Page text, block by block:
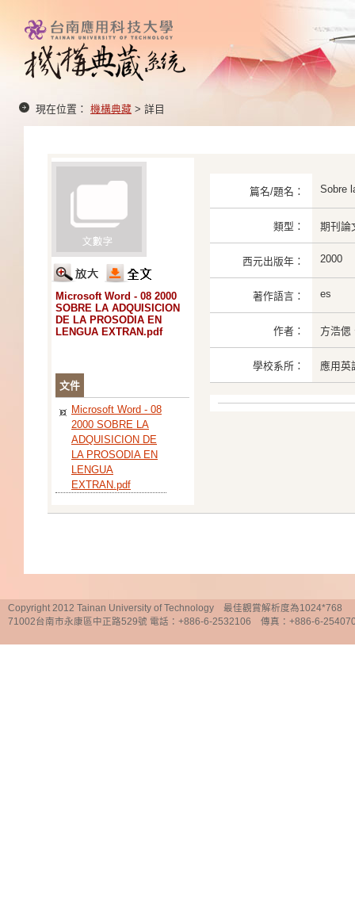
現在位置： 機構典藏 > 詳目
Microsoft Word - 08 2000
SOBRE LA ADQUISICION
DE LA PROSODIA EN
LENGUA EXTRAN.pdf
文件
Microsoft Word - 08
2000 SOBRE LA
ADQUISICION DE
LA PROSODIA EN
LENGUA
EXTRAN.pdf
篇名/題名： Sobre
類型： 期刊論
西元出版年： 2000
著作語言： es
作者： 方浩偲
學校系所： 應用英
Copyright 2012 Tainan University of Technology 最佳觀賞解析度為1024*768
71002台南市永康區中正路529號 電話：+886-6-2532106 傳真：+886-6-